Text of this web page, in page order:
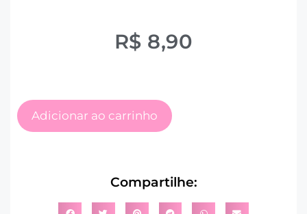
R$ 8,90
Adicionar ao carrinho
Compartilhe: